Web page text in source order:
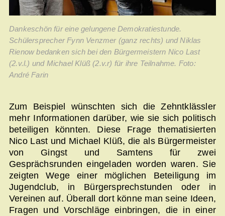
Dankeschön für eine gelungene Demokratiestunde.
Schülersprecher Fynn Venzmer (ganz rechts) und Niklas
Rienow bedanken sich bei den Bürgermeistern Nico Last
(2.v.l.) und Michael Klüß (2.v.r) für ihre Teilnahme. Foto:
André Farin
Zum Beispiel wünschten sich die Zehntklässler
mehr Informationen darüber, wie sie sich politisch
beteiligen könnten. Diese Frage thematisierten
Nico Last und Michael Klüß, die als Bürgermeister
von Gingst und Samtens für zwei
Gesprächsrunden eingeladen worden waren. Sie
zeigten Wege einer möglichen Beteiligung im
Jugendclub, in Bürgersprechstunden oder in
Vereinen auf. Überall dort könne man seine Ideen,
Fragen und Vorschläge einbringen, die in einer